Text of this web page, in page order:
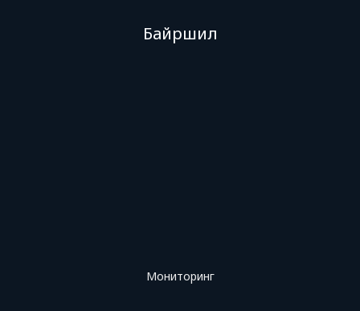
Байршил
Мониторинг